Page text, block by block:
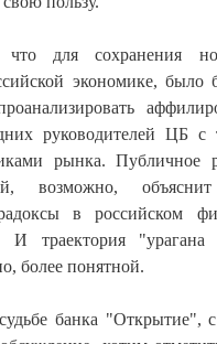
для сохранения
экономике, было
руководителей ЦБ с
рынка. Публичное
возможно,
в российском
И траектория "урагана
более понятной.
банка "Открытие", с